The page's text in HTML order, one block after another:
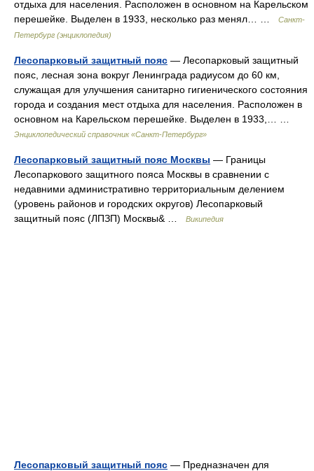
отдыха для населения. Расположен в основном на Карельском
перешейке. Выделен в 1933, несколько раз менял… …
Санкт-
Петербург (энциклопедия)
Лесопарковый защитный пояс — Лесопарковый защитный
пояс, лесная зона вокруг Ленинграда радиусом до 60 км,
служащая для улучшения санитарно гигиенического состояния
города и создания мест отдыха для населения. Расположен в
основном на Карельском перешейке. Выделен в 1933,… …
Энциклопедический справочник «Санкт-Петербург»
Лесопарковый защитный пояс Москвы — Границы
Лесопаркового защитного пояса Москвы в сравнении с
недавними административно территориальным делением
(уровень районов и городских округов) Лесопарковый
защитный пояс (ЛПЗП) Москвы& …
Википедия
Лесопарковый защитный пояс — Предназначен для